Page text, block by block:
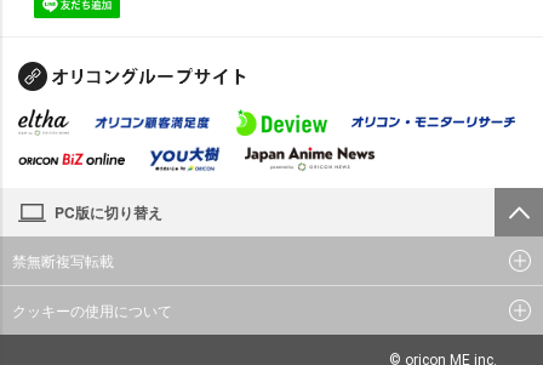
PC版に切り替え
禁無断複写転載
クッキーの使用について
© oricon ME inc.